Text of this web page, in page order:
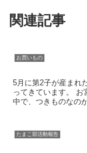
関連記事
お買いもの
5月に第2子が産まれ
ってきています。 お
中で、つきものなの
たまこ部活動報告